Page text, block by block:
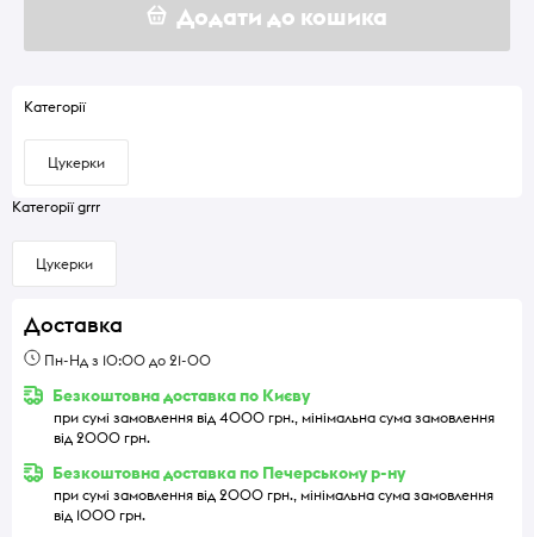
Додати до кошика
Категорії
Цукерки
Категорії grrr
Цукерки
Доставка
Пн-Нд з 10:00 до 21-00
Безкоштовна доставка по Києву
при сумі замовлення від 4000 грн., мінімальна сума замовлення
від 2000 грн.
Безкоштовна доставка по Печерському р-ну
при сумі замовлення від 2000 грн., мінімальна сума замовлення
від 1000 грн.